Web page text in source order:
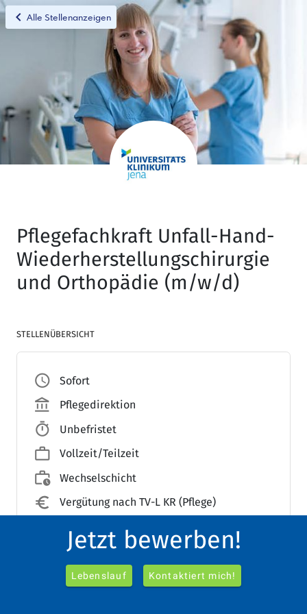
chevron_leftAlle Stellenanzeigen
Pflegefachkraft Unfall-Hand-
Wiederherstellungschirurgie
und Orthopädie (m/w/d)
STELLENÜBERSICHT
access_time Sofort
account_balance_outlined
Pflegedirektion
timer Unbefristet
work_outline Vollzeit/Teilzeit
work_history Wechselschicht
euro_symbol Vergütung nach TV-L KR (Pflege)
Monetäre universitäre Pflegezulage
Jetzt bewerben!
Lebenslauf Kontaktiert mich!